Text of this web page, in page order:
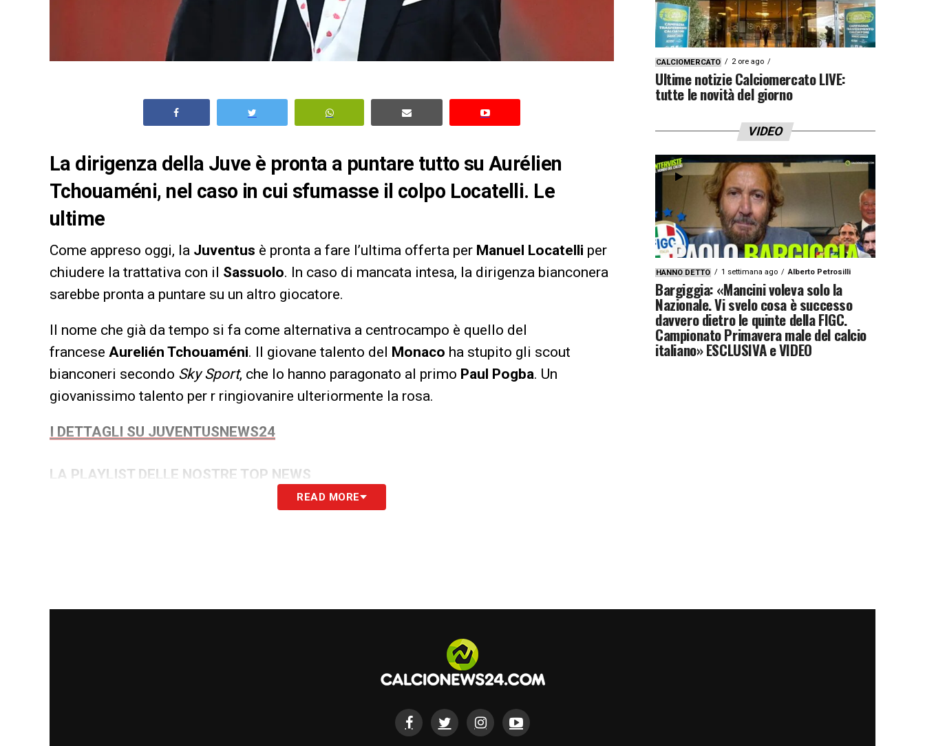
La dirigenza della Juve è pronta a puntare tutto su Aurélien
Tchouaméni, nel caso in cui sfumasse il colpo Locatelli. Le
ultime
Come appreso oggi, la Juventus è pronta a fare l’ultima offerta per Manuel Locatelli per
chiudere la trattativa con il Sassuolo. In caso di mancata intesa, la dirigenza bianconera
sarebbe pronta a puntare su un altro giocatore.
Il nome che già da tempo si fa come alternativa a centrocampo è quello del
francese Aurelién Tchouaméni. Il giovane talento del Monaco ha stupito gli scout
bianconeri secondo Sky Sport, che lo hanno paragonato al primo Paul Pogba. Un
giovanissimo talento per r ringiovanire ulteriormente la rosa.
I DETTAGLI SU JUVENTUSNEWS24
LA PLAYLIST DELLE NOSTRE TOP NEWS
READ MORE
CALCIOMERCATO 2 ore ago
Ultime notizie Calciomercato LIVE:
tutte le novità del giorno
VIDEO
HANNO DETTO 1 settimana ago Alberto Petrosilli
Bargiggia: «Mancini voleva solo la
Nazionale. Vi svelo cosa è successo
davvero dietro le quinte della FIGC.
Campionato Primavera male del calcio
italiano» ESCLUSIVA e VIDEO